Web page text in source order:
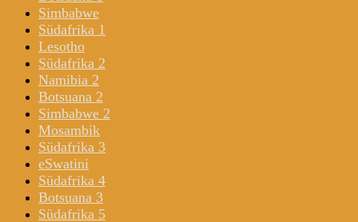
Simbabwe
Südafrika 1
Lesotho
Südafrika 2
Namibia 2
Botsuana 2
Simbabwe 2
Mosambik
Südafrika 3
eSwatini
Südafrika 4
Botsuana 3
Südafrika 5